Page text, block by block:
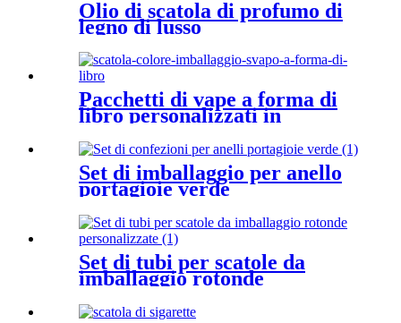
Olio di scatola di profumo di
legno di lusso
Pacchetti di vape a forma di
libro personalizzati in
Set di imballaggio per anello
portagioie verde
Set di tubi per scatole da
imballaggio rotonde